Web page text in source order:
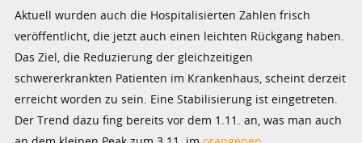
Aktuell wurden auch die Hospitalisierten Zahlen frisch
veröffentlicht, die jetzt auch einen leichten Rückgang haben.
Das Ziel, die Reduzierung der gleichzeitigen
schwererkrankten Patienten im Krankenhaus, scheint derzeit
erreicht worden zu sein. Eine Stabilisierung ist eingetreten.
Der Trend dazu fing bereits vor dem 1.11. an, was man auch